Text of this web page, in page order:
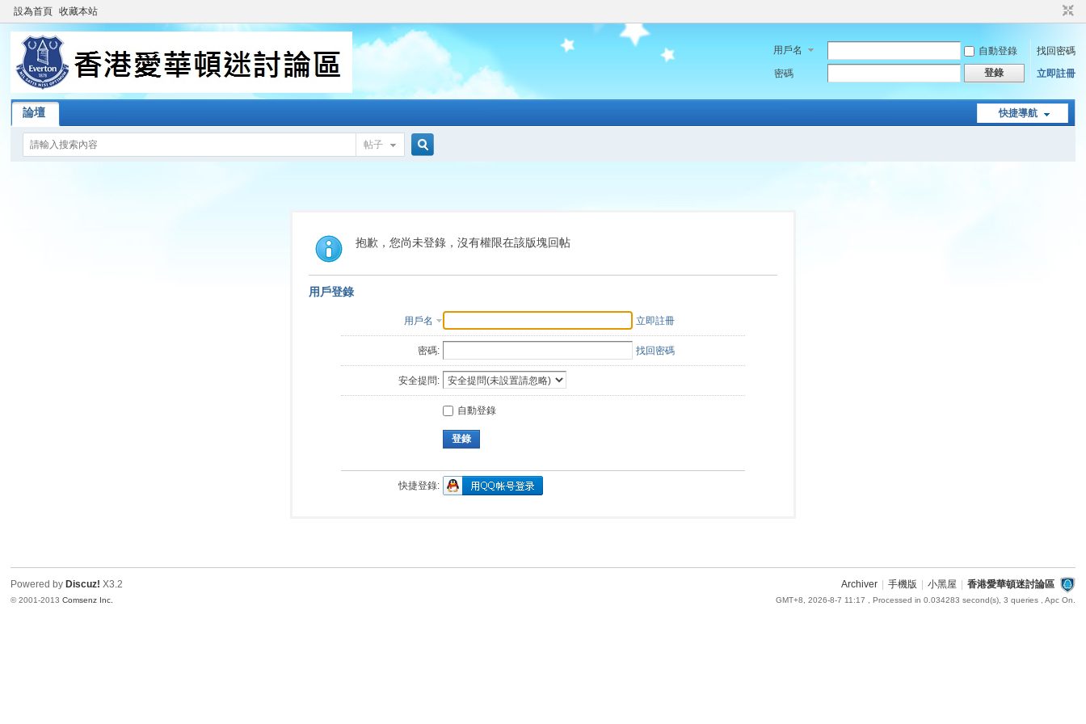
設為首頁 收藏本站
用戶名 自動登錄
找回密碼
密碼
登錄 立即註冊
快捷導航
論壇
帖子
索
抱歉，您尚未登錄，沒有權限在該版塊回帖
用戶登錄
用戶名 立即註冊
密碼: 找回密碼
安全提問:
自動登錄
登錄
快捷登錄:
Archiver 手機版 小黑屋 香港愛華頓迷討論區
GMT+8, 2026-8-7 11:17 , Processed in 0.034283 second(s), 3 queries , Apc On.
Powered by Discuz! X3.2
© 2001-2013Comsenz Inc.